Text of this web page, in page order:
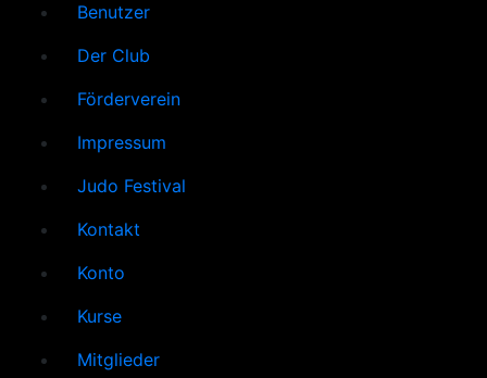
Benutzer
Der Club
Förderverein
Impressum
Judo Festival
Kontakt
Konto
Kurse
Mitglieder